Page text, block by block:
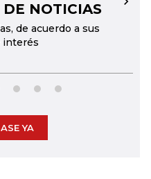
NOTICIAS
de acuerdo a sus
interés
→
YA